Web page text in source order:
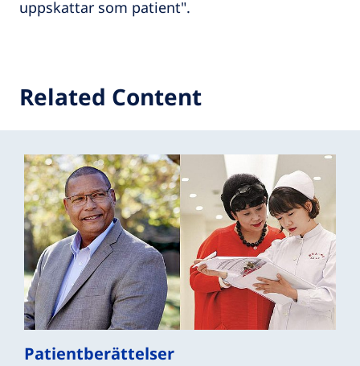
uppskattar som patient".
Related Content
Patientberättelser